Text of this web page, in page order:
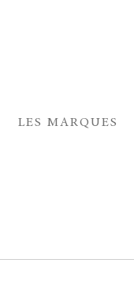
LES MARQUES